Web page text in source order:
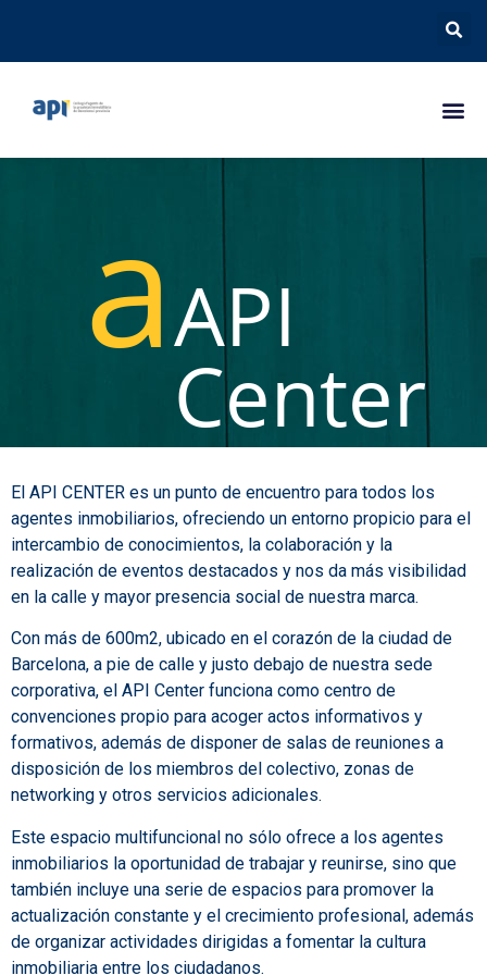
aAPI
Center
El API CENTER es un punto de encuentro para todos los
agentes inmobiliarios, ofreciendo un entorno propicio para el
intercambio de conocimientos, la colaboración y la
realización de eventos destacados y nos da más visibilidad
en la calle y mayor presencia social de nuestra marca.
Con más de 600m2, ubicado en el corazón de la ciudad de
Barcelona, a pie de calle y justo debajo de nuestra sede
corporativa, el API Center funciona como centro de
convenciones propio para acoger actos informativos y
formativos, además de disponer de salas de reuniones a
disposición de los miembros del colectivo, zonas de
networking y otros servicios adicionales.
Este espacio multifuncional no sólo ofrece a los agentes
inmobiliarios la oportunidad de trabajar y reunirse, sino que
también incluye una serie de espacios para promover la
actualización constante y el crecimiento profesional, además
de organizar actividades dirigidas a fomentar la cultura
inmobiliaria entre los ciudadanos.